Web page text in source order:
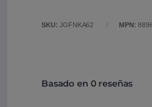
SKU:JGFNKA62 MPN:
Basado en 0 reseñas